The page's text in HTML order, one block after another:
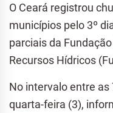
O Ceará registrou
municípios pelo 3º
parciais da
Recursos Hídricos
No intervalo entre as
quarta-feira (3),